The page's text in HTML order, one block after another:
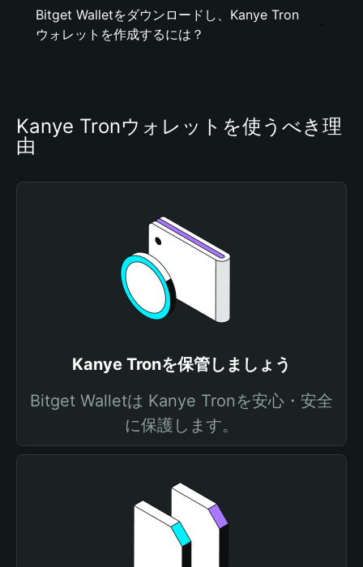
Bitget Walletをダウンロードし、Kanye Tron
ウォレットを作成するには？
Kanye Tronウォレットを使うべき理
由
Kanye Tronを保管しましょう
Bitget Walletは Kanye Tronを安心・安全
に保護します。